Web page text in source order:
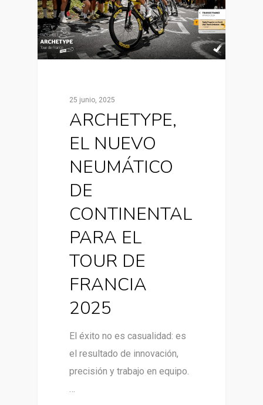
25 junio, 2025
ARCHETYPE,
EL NUEVO
NEUMÁTICO
DE
CONTINENTAL
PARA EL
TOUR DE
FRANCIA
2025
El éxito no es casualidad: es
el resultado de innovación,
precisión y trabajo en equipo.
…